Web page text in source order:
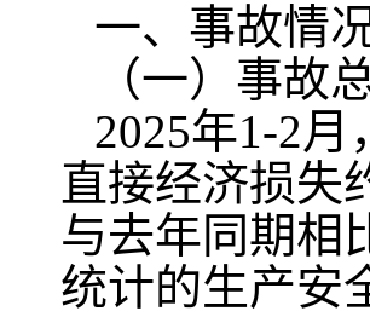
一、事故情
（一）事故
2025年1-2
直接经济损失
与去年同期相
统计的生产安